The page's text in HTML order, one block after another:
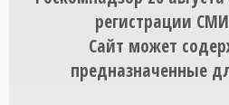
регистрации
Сайт может
предназначенные